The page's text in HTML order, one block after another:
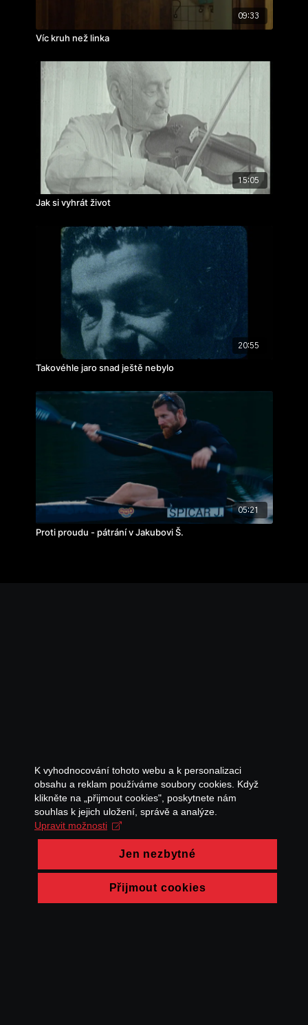
09:33
Víc kruh než linka
15:05
Jak si vyhrát život
20:55
Takovéhle jaro snad ještě nebylo
05:21
Proti proudu - pátrání v Jakubovi Š.
K vyhodnocování tohoto webu a k personalizaci
obsahu a reklam používáme soubory cookies. Když
klikněte na „přijmout cookies", poskytnete nám
souhlas k jejich uložení, správě a analýze.
Upravit možnosti
Jen nezbytné
Přijmout cookies